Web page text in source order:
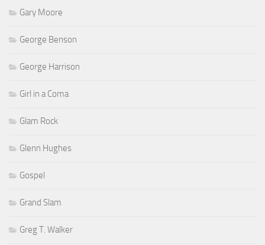
Gary Moore
George Benson
George Harrison
Girl in a Coma
Glam Rock
Glenn Hughes
Gospel
Grand Slam
Greg T. Walker